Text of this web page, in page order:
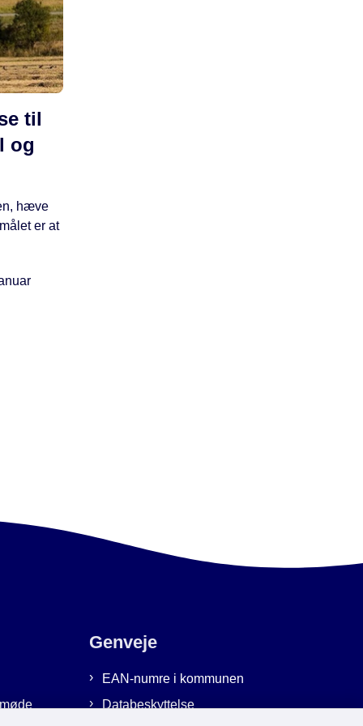
til
og
hæve
er at
Genveje
EAN-numre i kommunen
Databeskyttelse